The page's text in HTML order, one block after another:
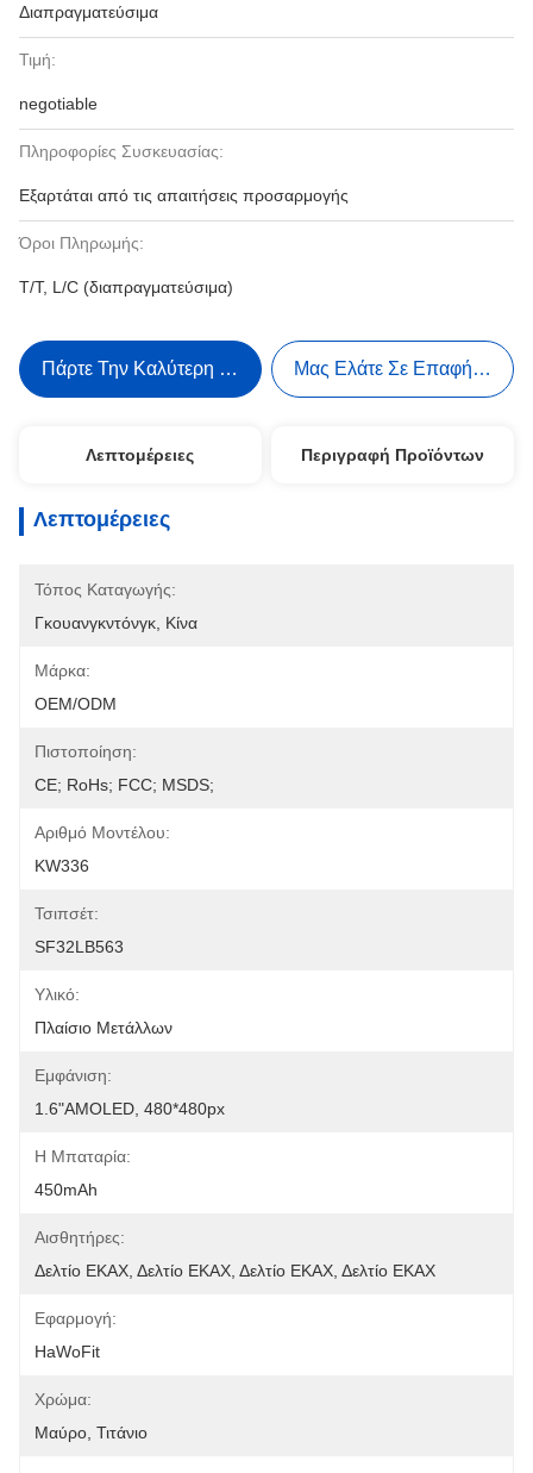
Διαπραγματεύσιμα
Τιμή:
negotiable
Πληροφορίες Συσκευασίας:
Εξαρτάται από τις απαιτήσεις προσαρμογής
Όροι Πληρωμής:
T/T, L/C (διαπραγματεύσιμα)
Πάρτε Την Καλύτερη Τιμή Μας Ελάτε Σε Επαφή Με
Λεπτομέρειες Περιγραφή Προϊόντων
Λεπτομέρειες
Τόπος Καταγωγής:
Γκουανγκντόνγκ, Κίνα
Μάρκα:
OEM/ODM
Πιστοποίηση:
CE; RoHs; FCC; MSDS;
Αριθμό Μοντέλου:
KW336
Τσιπσέτ:
SF32LB563
Υλικό:
Πλαίσιο Μετάλλων
Εμφάνιση:
1.6"AMOLED, 480*480px
Η Μπαταρία:
450mAh
Αισθητήρες:
Δελτίο ΕΚΑΧ, Δελτίο ΕΚΑΧ, Δελτίο ΕΚΑΧ, Δελτίο ΕΚΑΧ
Εφαρμογή:
HaWoFit
Χρώμα:
Μαύρο, Τιτάνιο